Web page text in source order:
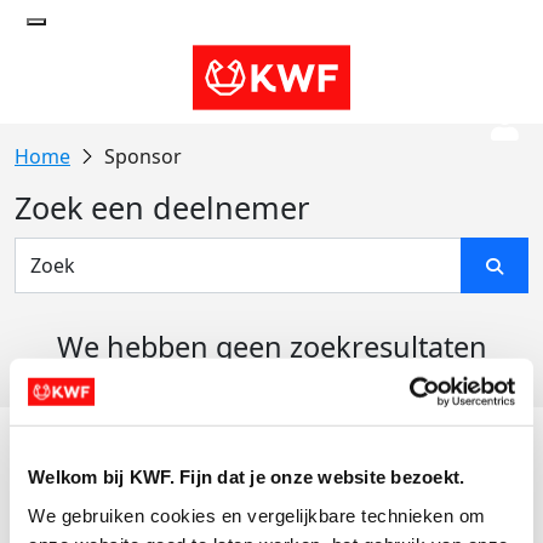
Welkom bij KWF. Fijn dat je onze website bezoekt.
We gebruiken cookies en vergelijkbare technieken om
Sponsor
Zoek een deelnemer
We hebben geen zoekresultaten
Actiematerialen
Evenementen